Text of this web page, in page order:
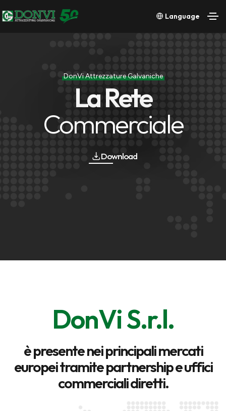
Language
DonVi Attrezzature Galvaniche
La Rete
Commerciale
Download
DonVi S.r.l.
è presente nei principali mercati
europei tramite partnership e uffici
commerciali diretti.